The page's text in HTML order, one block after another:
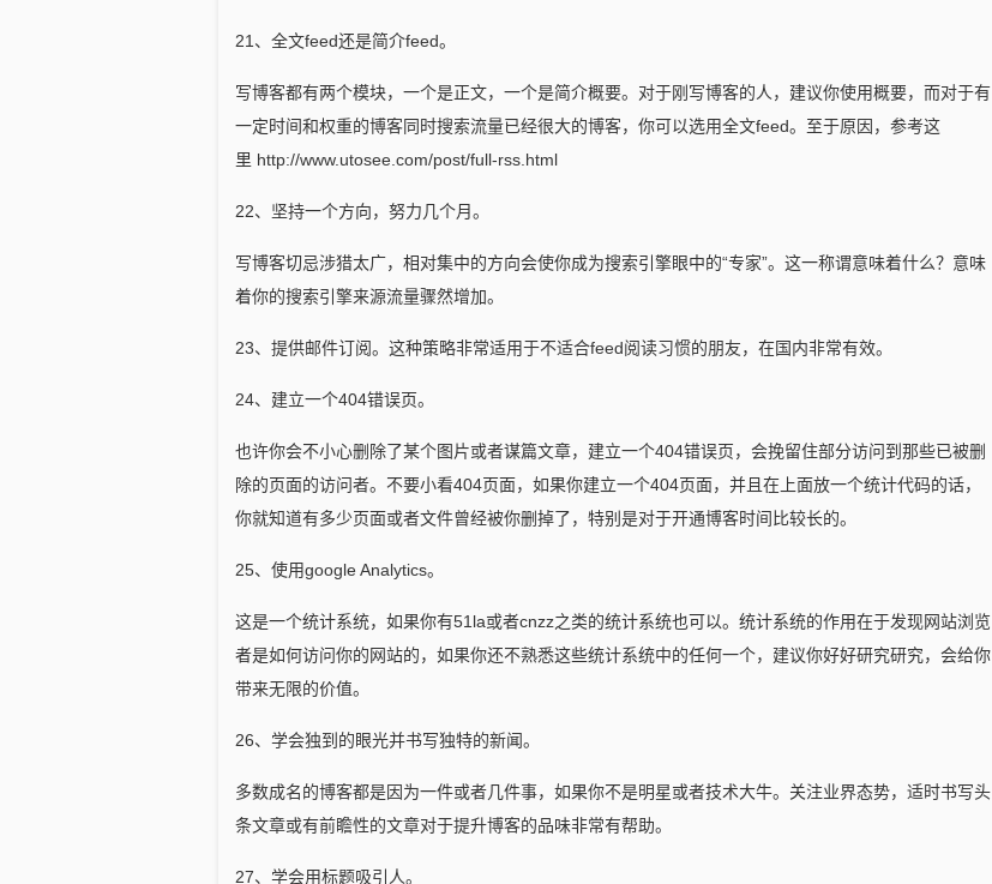
21、全文feed还是简介feed。
写博客都有两个模块，一个是正文，一个是简介概要。对于刚写博客的人，建议你使用概要，而对于有
一定时间和权重的博客同时搜索流量已经很大的博客，你可以选用全文feed。至于原因，参考这
里 http://www.utosee.com/post/full-rss.html
22、坚持一个方向，努力几个月。
写博客切忌涉猎太广，相对集中的方向会使你成为搜索引擎眼中的“专家”。这一称谓意味着什么？意味
着你的搜索引擎来源流量骤然增加。
23、提供邮件订阅。这种策略非常适用于不适合feed阅读习惯的朋友，在国内非常有效。
24、建立一个404错误页。
也许你会不小心删除了某个图片或者谋篇文章，建立一个404错误页，会挽留住部分访问到那些已被删
除的页面的访问者。不要小看404页面，如果你建立一个404页面，并且在上面放一个统计代码的话，
你就知道有多少页面或者文件曾经被你删掉了，特别是对于开通博客时间比较长的。
25、使用google Analytics。
这是一个统计系统，如果你有51la或者cnzz之类的统计系统也可以。统计系统的作用在于发现网站浏览
者是如何访问你的网站的，如果你还不熟悉这些统计系统中的任何一个，建议你好好研究研究，会给你
带来无限的价值。
26、学会独到的眼光并书写独特的新闻。
多数成名的博客都是因为一件或者几件事，如果你不是明星或者技术大牛。关注业界态势，适时书写头
条文章或有前瞻性的文章对于提升博客的品味非常有帮助。
27、学会用标题吸引人。